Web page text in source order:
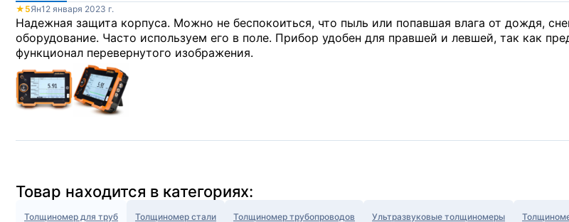
★ 5Ян12 января 2023 г.
Надежная защита корпуса. Можно не беспокоиться, что пыль или попавшая влага от дождя,
оборудование. Часто используем его в поле. Прибор удобен для правшей и левшей, так как
функционал перевернутого изображения.
Товар находится в категориях:
Толщиномер для труб Толщиномер стали Толщиномер трубопроводов Ультразвуковые толщиномеры